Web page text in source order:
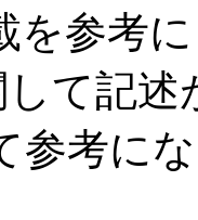
を参考
して記
参考に